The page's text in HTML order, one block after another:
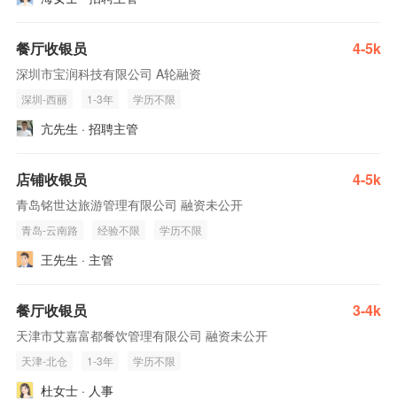
餐厅收银员 4-5k
深圳市宝润科技有限公司 A轮融资
深圳-西丽 1-3年 学历不限
亢先生 · 招聘主管
店铺收银员 4-5k
青岛铭世达旅游管理有限公司 融资未公开
青岛-云南路 经验不限 学历不限
王先生 · 主管
餐厅收银员 3-4k
天津市艾嘉富都餐饮管理有限公司 融资未公开
天津-北仓 1-3年 学历不限
杜女士 · 人事